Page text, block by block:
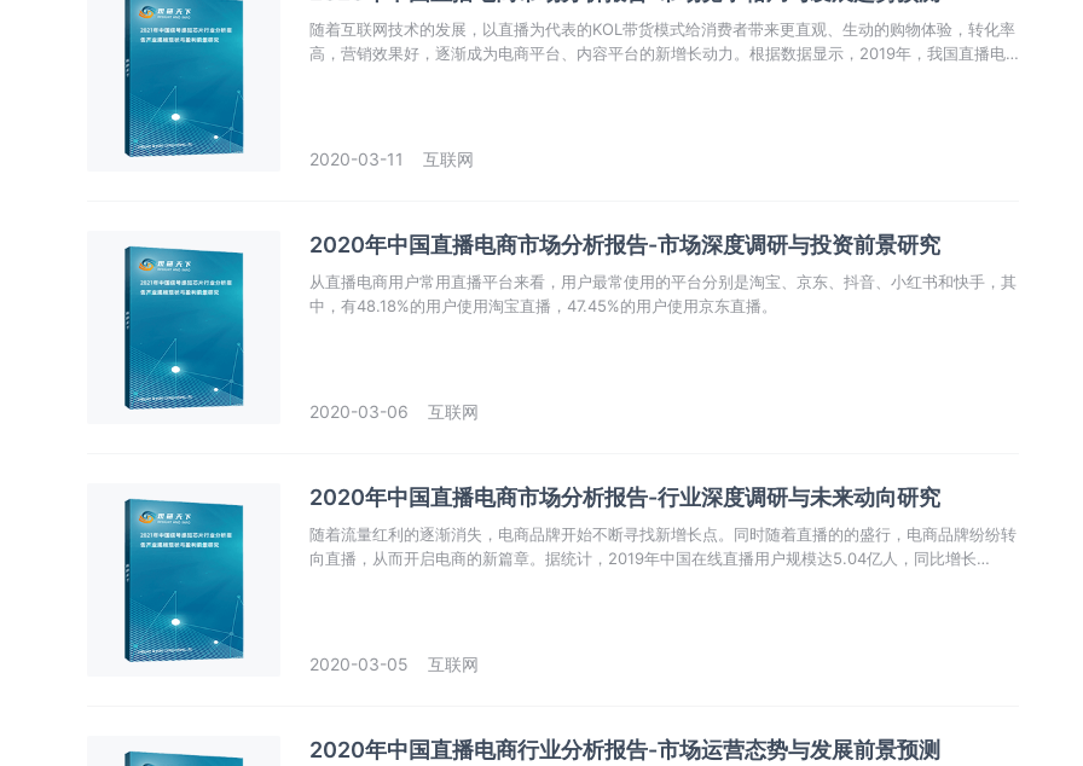
随着互联网技术的发展，以直播为代表的KOL带货模式给消费者带来更直观、生动的购物体验，转化率
高，营销效果好，逐渐成为电商平台、内容平台的新增长动力。根据数据显示，2019年，我国直播电
2020-03-11 互联网
2020年中国直播电商市场分析报告-市场深度调研与投资前景研究
从直播电商用户常用直播平台来看，用户最常使用的平台分别是淘宝、京东、抖音、小红书和快手，其
中，有48.18%的用户使用淘宝直播，47.45%的用户使用京东直播。
2020-03-06 互联网
2020年中国直播电商市场分析报告-行业深度调研与未来动向研究
随着流量红利的逐渐消失，电商品牌开始不断寻找新增长点。同时随着直播的的盛行，电商品牌纷纷转
向直播，从而开启电商的新篇章。据统计，2019年中国在线直播用户规模达5.04亿人，同比增长
2020-03-05 互联网
2020年中国直播电商行业分析报告-市场运营态势与发展前景预测